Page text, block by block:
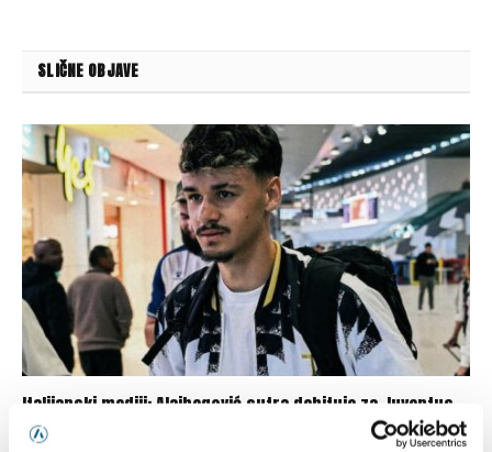
SLIČNE OBJAVE
Italijanski mediji: Alajbegović sutra debituje za Juventus
07/08/2026